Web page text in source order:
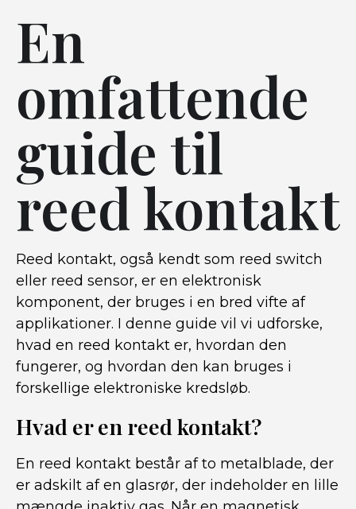
En
omfattende
guide til
reed kontakt
Reed kontakt, også kendt som reed switch
eller reed sensor, er en elektronisk
komponent, der bruges i en bred vifte af
applikationer. I denne guide vil vi udforske,
hvad en reed kontakt er, hvordan den
fungerer, og hvordan den kan bruges i
forskellige elektroniske kredsløb.
Hvad er en reed kontakt?
En reed kontakt består af to metalblade, der
er adskilt af en glasrør, der indeholder en lille